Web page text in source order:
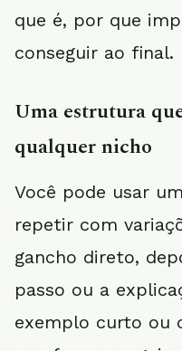
que é, por que
conseguir ao final.
Uma estrutura
qualquer nicho
Você pode usar
repetir com
gancho direto,
passo ou a
exemplo curto ou